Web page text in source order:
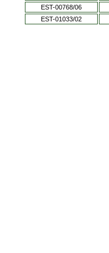
EST-00768/06
EST-01033/02